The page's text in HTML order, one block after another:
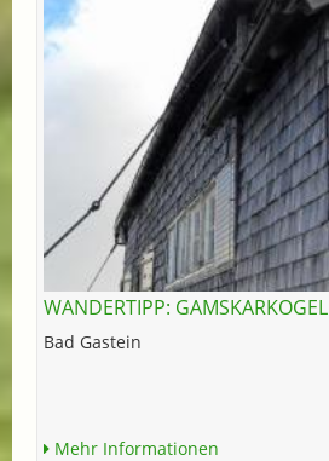
WANDERTIPP: GAMSKARKOGEL
Bad Gastein
Mehr Informationen